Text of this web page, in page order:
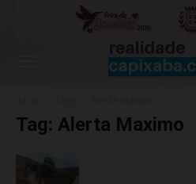
Tag: Alerta Maximo